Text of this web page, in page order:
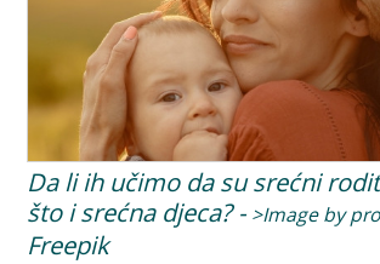
Da li ih učimo da su srećni
što i srećna djeca? - >Image by
Freepik